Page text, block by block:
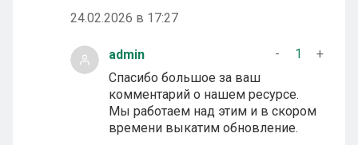
24.02.2026 в 17:27
admin - 1
+
Спасибо большое за ваш
комментарий о нашем ресурсе.
Мы работаем над этим и в скором
времени выкатим обновление.